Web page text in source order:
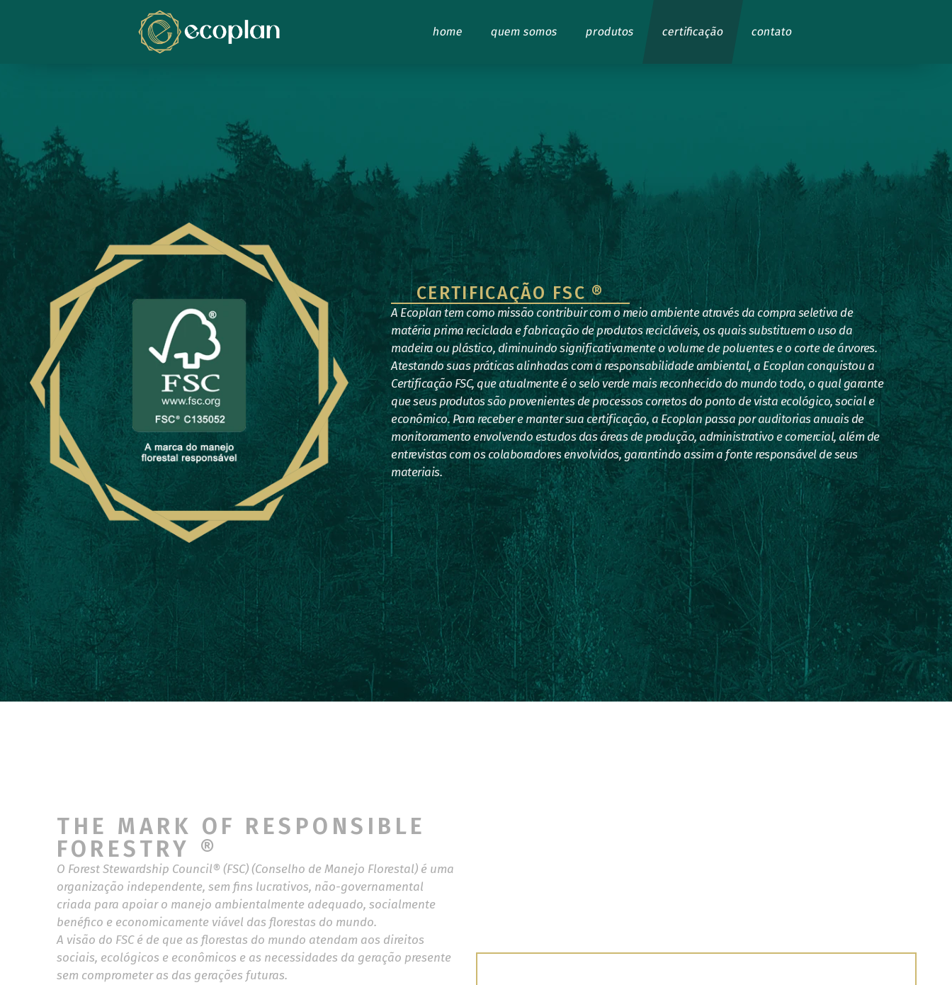
home quem somos produtos certificação contato
CERTIFICAÇÃO FSC ®
A Ecoplan tem como missão contribuir com o meio ambiente através da compra seletiva de
matéria prima reciclada e fabricação de produtos recicláveis, os quais substituem o uso da
madeira ou plástico, diminuindo significativamente o volume de poluentes e o corte de árvores.
Atestando suas práticas alinhadas com a responsabilidade ambiental, a Ecoplan conquistou a
Certificação FSC, que atualmente é o selo verde mais reconhecido do mundo todo, o qual garante
que seus produtos são provenientes de processos corretos do ponto de vista ecológico, social e
econômico. Para receber e manter sua certificação, a Ecoplan passa por auditorias anuais de
monitoramento envolvendo estudos das áreas de produção, administrativo e comercial, além de
entrevistas com os colaboradores envolvidos, garantindo assim a fonte responsável de seus
materiais.
THE MARK OF RESPONSIBLE
FORESTRY ®
O Forest Stewardship Council® (FSC) (Conselho de Manejo Florestal) é uma
organização independente, sem fins lucrativos, não-governamental
criada para apoiar o manejo ambientalmente adequado, socialmente
benéfico e economicamente viável das florestas do mundo.
A visão do FSC é de que as florestas do mundo atendam aos direitos
sociais, ecológicos e econômicos e as necessidades da geração presente
sem comprometer as das gerações futuras.